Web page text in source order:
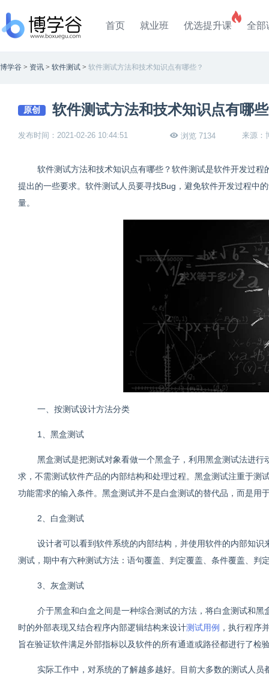
首页 就业班 优选提升课 全部
博学谷 > 资讯 > 软件测试 > 软件测试方法和技术知识点有哪些？
原创 软件测试方法和技术知识点有哪
发布时间：2021-02-26 10:44:51 浏览 7134 来源：
软件测试方法和技术知识点有哪些？软件测试是软件开发过
提出的一些要求。软件测试人员要寻找Bug，避免软件开发过程中
量。
一、按测试设计方法分类
1、黑盒测试
黑盒测试是把测试对象看做一个黑盒子，利用黑盒测试法进
求，不需测试软件产品的内部结构和处理过程。黑盒测试注重于
功能需求的输入条件。黑盒测试并不是白盒测试的替代品，而是用
2、白盒测试
设计者可以看到软件系统的内部结构，并使用软件的内部知
测试，期中有六种测试方法：语句覆盖、判定覆盖、条件覆盖、判
3、灰盒测试
介于黑盒和白盒之间是一种综合测试的方法，将白盒测试和
时的外部表现又结合程序内部逻辑结构来设计测试用例 ，执行程序
旨在验证软件满足外部指标以及软件的所有通道或路径都进行了检
实际工作中，对系统的了解越多越好。目前大多数的测试人